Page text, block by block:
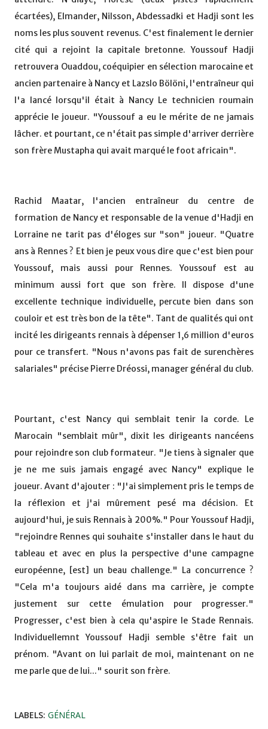
écartées), Elmander, Nilsson, Abdessadki et Hadji sont les
noms les plus souvent revenus. C'est finalement le dernier
cité qui a rejoint la capitale bretonne. Youssouf Hadji
retrouvera Ouaddou, coéquipier en sélection marocaine et
ancien partenaire à Nancy et Lazslo Bölöni, l'entraîneur qui
l'a lancé lorsqu'il était à Nancy Le technicien roumain
apprécie le joueur. "Youssouf a eu le mérite de ne jamais
lâcher. et pourtant, ce n'était pas simple d'arriver derrière
son frère Mustapha qui avait marqué le foot africain".
Rachid Maatar, l'ancien entraîneur du centre de
formation de Nancy et responsable de la venue d'Hadji en
Lorraine ne tarit pas d'éloges sur "son" joueur. "Quatre
ans à Rennes ? Et bien je peux vous dire que c'est bien pour
Youssouf, mais aussi pour Rennes. Youssouf est au
minimum aussi fort que son frère. Il dispose d'une
excellente technique individuelle, percute bien dans son
couloir et est très bon de la tête". Tant de qualités qui ont
incité les dirigeants rennais à dépenser 1,6 million d'euros
pour ce transfert. "Nous n'avons pas fait de surenchères
salariales" précise Pierre Dréossi, manager général du club.
Pourtant, c'est Nancy qui semblait tenir la corde. Le
Marocain "semblait mûr", dixit les dirigeants nancéens
pour rejoindre son club formateur. "Je tiens à signaler que
je ne me suis jamais engagé avec Nancy" explique le
joueur. Avant d'ajouter : "J'ai simplement pris le temps de
la réflexion et j'ai mûrement pesé ma décision. Et
aujourd'hui, je suis Rennais à 200%." Pour Youssouf Hadji,
"rejoindre Rennes qui souhaite s'installer dans le haut du
tableau et avec en plus la perspective d'une campagne
européenne, [est] un beau challenge." La concurrence ?
"Cela m'a toujours aidé dans ma carrière, je compte
justement sur cette émulation pour progresser."
Progresser, c'est bien à cela qu'aspire le Stade Rennais.
Individuellemnt Youssouf Hadji semble s'être fait un
prénom. "Avant on lui parlait de moi, maintenant on ne
me parle que de lui..." sourit son frère.
LABELS: GÉNÉRAL